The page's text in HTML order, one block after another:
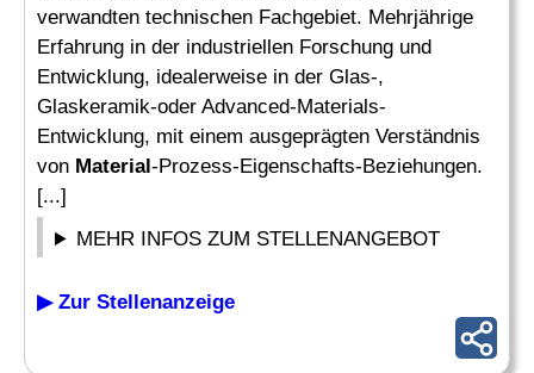
verwandten technischen Fachgebiet. Mehrjährige
Erfahrung in der industriellen Forschung und
Entwicklung, idealerweise in der Glas-,
Glaskeramik-oder Advanced-Materials-
Entwicklung, mit einem ausgeprägten Verständnis
von Material-Prozess-Eigenschafts-Beziehungen.
[...]
MEHR INFOS ZUM STELLENANGEBOT
▶ Zur Stellenanzeige